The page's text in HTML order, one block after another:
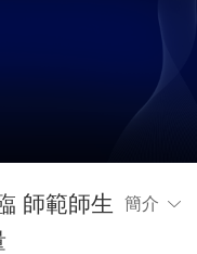
師範師生
簡介